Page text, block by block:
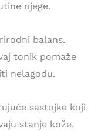
njege.
balans.
tonik pomaže
nelagodu.
sastojke koji
stanje kože.